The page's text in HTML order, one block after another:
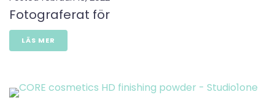
Fotograferat för
LÄS MER